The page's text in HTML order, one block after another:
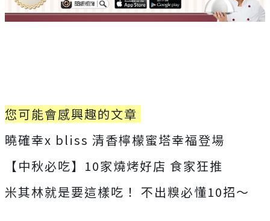
您可能會感興趣的文章
曉確幸x bliss 清香檸檬蜜塔幸福登場
【中秋必吃】10家燒烤好店 食家狂推
米其林就是要這樣吃！ 不出糗必懂10招～